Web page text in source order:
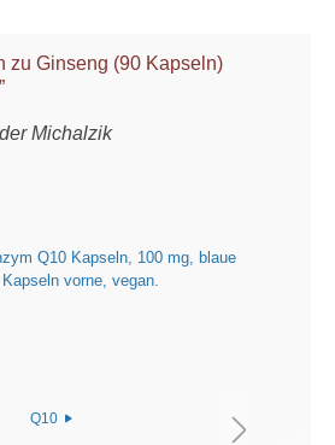
zu Ginseng (90 Kapseln)
Michalzik
Q10